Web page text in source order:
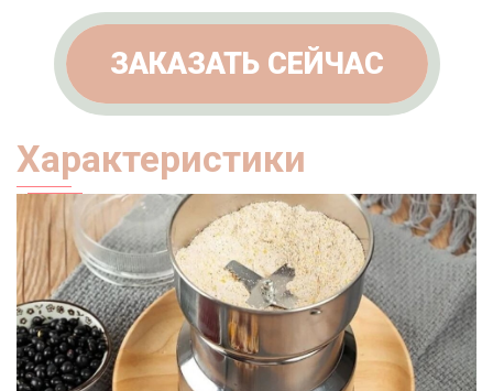
ЗАКАЗАТЬ СЕЙЧАС
Характеристики